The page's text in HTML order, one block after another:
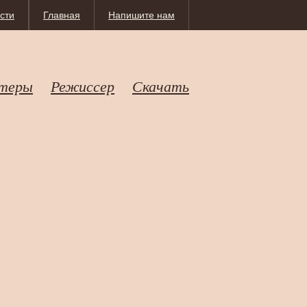
Напишите нам
Главная
Режиссер Скачать